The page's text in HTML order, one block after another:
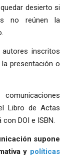
desierto si
no reúnen la
inscritos
presentación o
Libro de Actas
DOI e ISBN.
supone
y políticas